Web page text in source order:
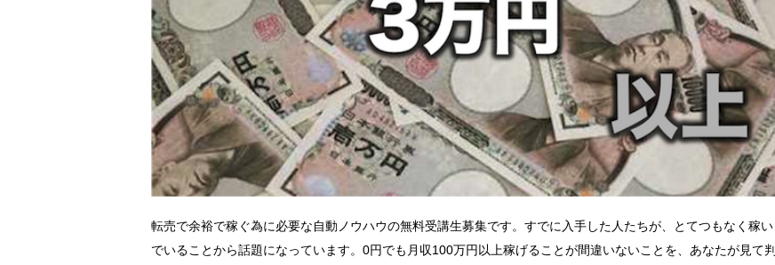
転売で余裕で稼ぐ為に必要な自動ノウハウの無料受講生募集です。すでに入手した人たちが、とてつもなく稼い
でいることから話題になっています。0円でも月収100万円以上稼げることが間違いないことを、あなたが見て判